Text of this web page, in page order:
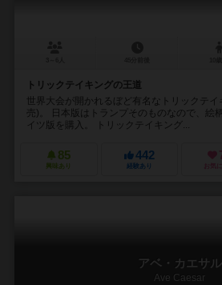
トリックテイキングの王道
世界大会が開かれるぼど有名なトリックテ
売)。 日本版はトランプそのものなので、絵
イツ版を購入。 トリックテイキング...
85
興味あり
442
経験あり お気
アベ・カエサル
Ave Caesar